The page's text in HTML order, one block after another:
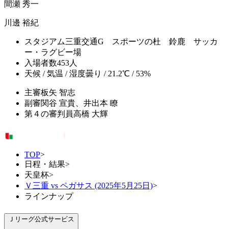
間瀬 秀一
川邊 裕紀
スタジアム三重交通G スポーツの杜 鈴鹿 サッカ
ー・ラグビー場
入場者数453人
天候 / 気温 / 湿度曇り / 21.2℃ / 53%
主審板矢 智志
副審関谷 宣貴、井出本 瞭
第４の審判員高橋 大輝
TOP>
日程・結果>
天皇杯>
Ｖ三重 vs ペガサス (2025年5月25日)>
ラインナップ
Ｊリーグ公式サービス